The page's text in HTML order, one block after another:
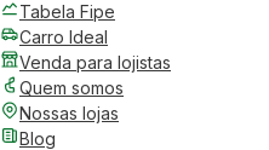
Tabela Fipe
Carro Ideal
Venda para lojistas
Quem somos
Nossas lojas
Blog